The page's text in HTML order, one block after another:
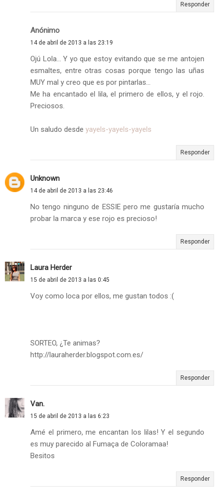
Responder
Anónimo
14 de abril de 2013 a las 23:19
Ojú Lola... Y yo que estoy evitando que se me antojen
esmaltes, entre otras cosas porque tengo las uñas
MUY mal y creo que es por pintarlas...
Me ha encantado el lila, el primero de ellos, y el rojo.
Preciosos.
Un saludo desde yayels-yayels-yayels
Responder
Unknown
14 de abril de 2013 a las 23:46
No tengo ninguno de ESSIE pero me gustaría mucho
probar la marca y ese rojo es precioso!
Responder
Laura Herder
15 de abril de 2013 a las 0:45
Voy como loca por ellos, me gustan todos :(
SORTEO, ¿Te animas?
http://lauraherder.blogspot.com.es/
Responder
Van.
15 de abril de 2013 a las 6:23
Amé el primero, me encantan los lilas! Y el segundo
es muy parecido al Fumaça de Coloramaa!
Besitos
Responder